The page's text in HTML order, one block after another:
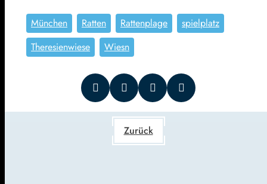
München Ratten Rattenplage
spielplatz
Theresienwiese
Wiesn
Zurück